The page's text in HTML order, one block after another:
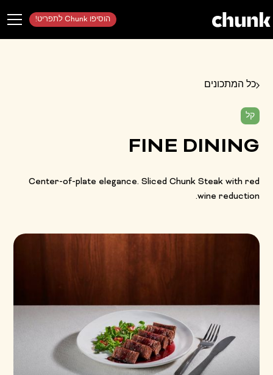
הוסיפו Chunk לתפריט!
כל המתכונים
קל
FINE DINING
Center-of-plate elegance. Sliced Chunk Steak with red
wine reduction.